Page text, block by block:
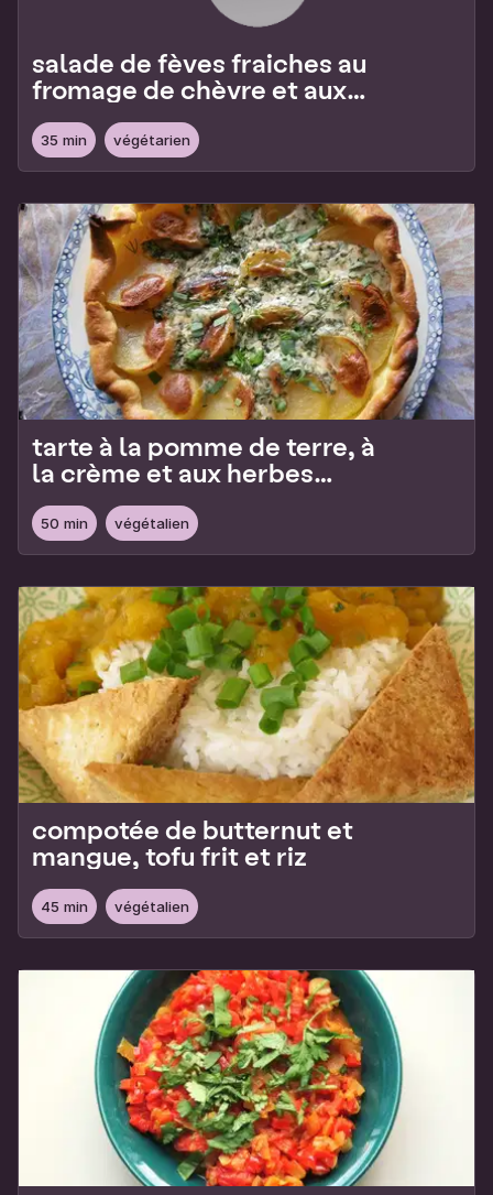
salade de fèves fraiches au
fromage de chèvre et aux
oeufs
35 min végétarien
tarte à la pomme de terre, à
la crème et aux herbes
fraîches
50 min végétalien
compotée de butternut et
mangue, tofu frit et riz
45 min végétalien